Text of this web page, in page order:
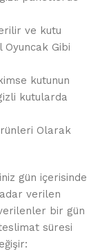
ve kutu
Gibi
kutunun
kutularda
Olarak
gün içerisinde
verilen
bir gün
süresi